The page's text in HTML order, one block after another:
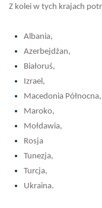
Z kolei w tych krajach
Albania,
Azerbejdżan,
Białoruś,
Izrael,
Macedonia Północna,
Maroko,
Mołdawia,
Rosja
Tunezja,
Turcja,
Ukraina.